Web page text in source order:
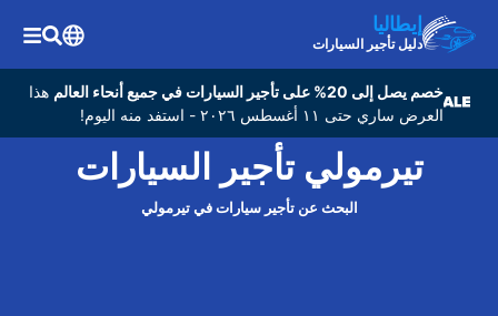
إيطاليا
دليل تأجير السيارات
خصم يصل إلى 20% على تأجير السيارات في جميع أنحاء العالم
هذا
العرض ساري حتى ١١ أغسطس ٢٠٢٦ - استفد منه اليوم!
تيرمولي تأجير السيارات
البحث عن تأجير سيارات في تيرمولي